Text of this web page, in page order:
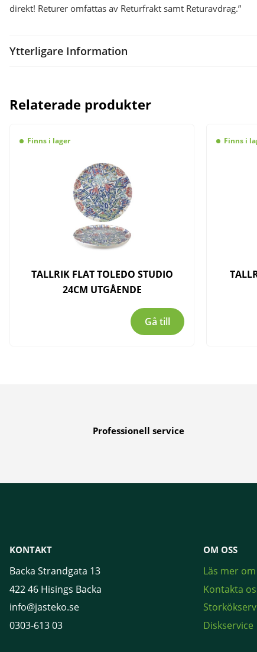
direkt! Returer omfattas av Returfrakt samt Returavdrag.”
Ytterligare Information
Relaterade produkter
Finns i lager
TALLRIK FLAT TOLEDO STUDIO
24CM UTGÅENDE
Gå till
Finns i
Professionell service
KONTAKT
Backa Strandgata 13
422 46 Hisings Backa
info@jasteko.se
0303-613 03
OM OSS
Läs mer
Kontakta
Diskservice